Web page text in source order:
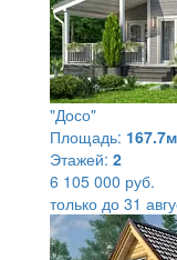
"Досо"
Площадь: 167.7м
Этажей: 2
6 105 000 руб.
только до 31